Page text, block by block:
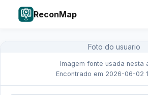
ReconMap
Foto do usuario
Imagem fonte usada nesta
Encontrado em 2026-06-02